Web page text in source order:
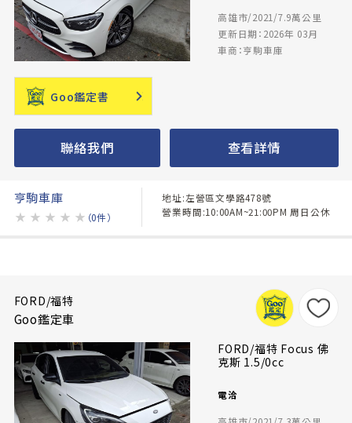
高雄市/2021/7.9萬公里
更新日期：2026年 03月
車商：亨駒車庫
Goo鑑定書
聯絡我們 查看詳情
亨駒車庫
★ ★ ★ ★ ★ （0件）
地址:左營區文學路478號
營業時間:10:00AM~21:00PM 周日公休
FORD/福特
Goo鑑定車
FORD/福特 Focus 佛
克斯 1.5/0cc
電洽